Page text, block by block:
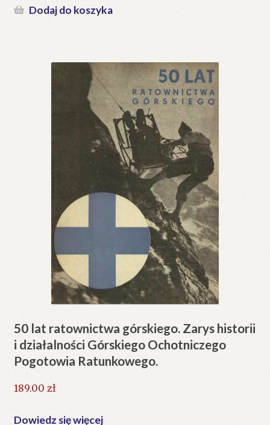
Dodaj do koszyka
50 lat ratownictwa górskiego. Zarys historii
i działalności Górskiego Ochotniczego
Pogotowia Ratunkowego.
189.00 zł
Dowiedz się więcej